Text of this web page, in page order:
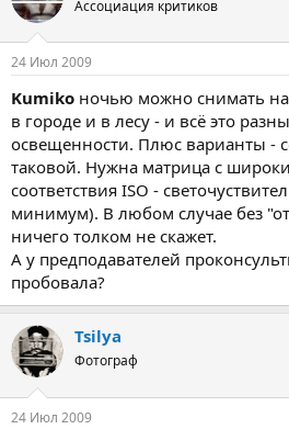
Ассоциация критиков
24 Июл 2009
Kumiko ночью можно снимать
в городе и в лесу - и всё это
освещенности. Плюс варианты -
таковой. Нужна матрица с
соответствия ISO -
минимум). В любом случае без
ничего толком не скажет.
А у предподавателей
пробовала?
Tsilya
Фотограф
24 Июл 2009